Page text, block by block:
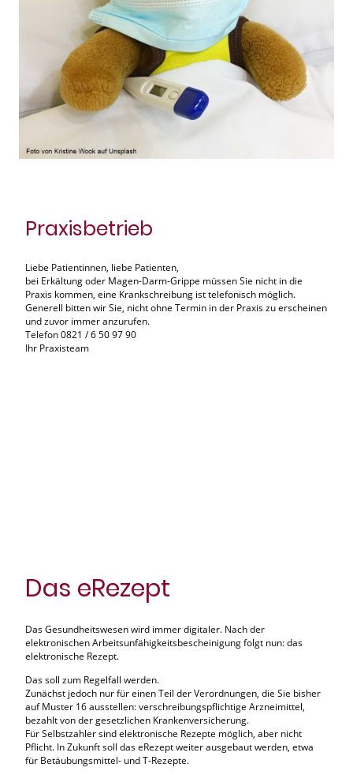
Praxisbetrieb
Liebe Patientinnen, liebe Patienten,
bei Erkältung oder Magen-Darm-Grippe müssen Sie nicht in die
Praxis kommen, eine Krankschreibung ist telefonisch möglich.
Generell bitten wir Sie, nicht ohne Termin in der Praxis zu erscheinen
und zuvor immer anzurufen.
Telefon 0821 / 6 50 97 90
Ihr Praxisteam
Das eRezept
Das Gesundheitswesen wird immer digitaler. Nach der
elektronischen Arbeitsunfähigkeitsbescheinigung folgt nun: das
elektronische Rezept.
Das soll zum Regelfall werden.
Zunächst jedoch nur für einen Teil der Verordnungen, die Sie bisher
auf Muster 16 ausstellen: verschreibungspflichtige Arzneimittel,
bezahlt von der gesetzlichen Krankenversicherung.
Für Selbstzahler sind elektronische Rezepte möglich, aber nicht
Pflicht. In Zukunft soll das eRezept weiter ausgebaut werden, etwa
für Betäubungsmittel- und T-Rezepte.